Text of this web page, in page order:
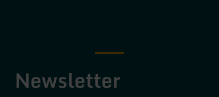
Newsletter